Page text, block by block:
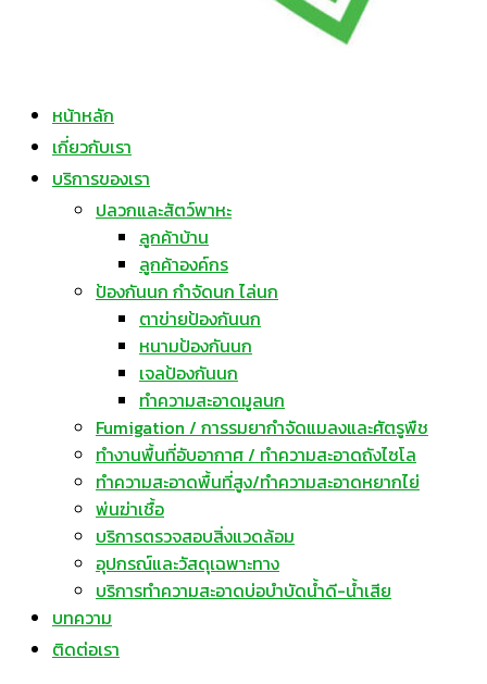
หน้าหลัก
เกี่ยวกับเรา
บริการของเรา
ปลวกและสัตว์พาหะ
ลูกค้าบ้าน
ลูกค้าองค์กร
ป้องกันนก กำจัดนก ไล่นก
ตาข่ายป้องกันนก
หนามป้องกันนก
เจลป้องกันนก
ทำความสะอาดมูลนก
Fumigation / การรมยากำจัดแมลงและศัตรูพืช
ทำงานพื้นที่อับอากาศ / ทำความสะอาดถังไซโล
ทำความสะอาดพื้นที่สูง/ทำความสะอาดหยากไย่
พ่นฆ่าเชื้อ
บริการตรวจสอบสิ่งแวดล้อม
อุปกรณ์และวัสดุเฉพาะทาง
บริการทำความสะอาดบ่อบำบัดน้ำดี-น้ำเสีย
บทความ
ติดต่อเรา